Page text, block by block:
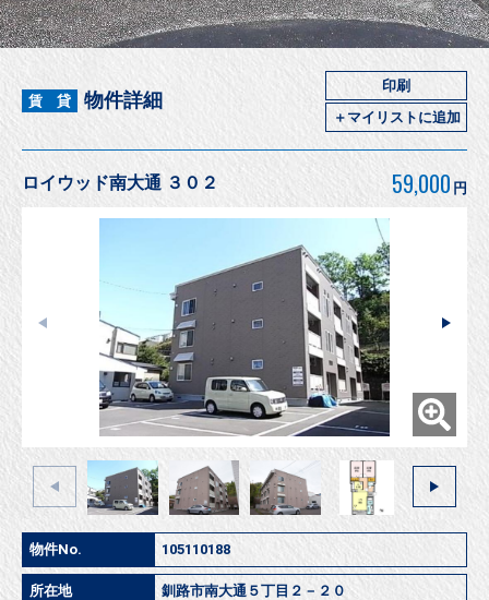
賃 貸 物件詳細
印刷
＋マイリストに追加
ロイウッド南大通 ３０２ 59,000 円
物件No. 105110188
所在地 釧路市南大通５丁目２－２０